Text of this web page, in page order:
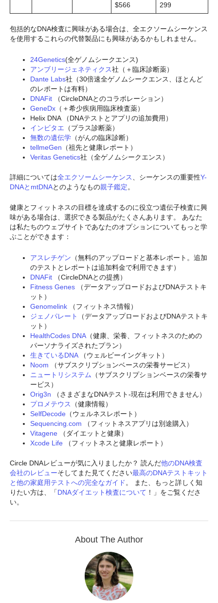
$566
299
包括的なDNA検査に興味がある場合は、全エクソームシーケンス
を使用するこれらの代替製品にも興味があるかもしれません。
24Genetics(全ゲノムシークエンス)
アンブリージェネティクス社（＋臨床診断薬）
Dante Labs社（30倍速全ゲノムシークエンス、ほとんど
のレポートは有料）
DNAFit （CircleDNAとのコラボレーション）
GeneDx （＋希少疾病用臨床検査薬）
Helix DNA （DNAテストとアプリの追加費用）
インビタエ （プラス診断薬）
無数の遺伝学 （がんの臨床診断）
tellmeGen （祖先と健康レポート）
Veritas Genetics社（全ゲノムシークエンス）
詳細については全エクソームシーケンス 、シーケンスの重要性Y-
DNAとmtDNAとのようなもの親子鑑定。
健康とフィットネスの目標を達成するのに役立つ遺伝子検査に興
味がある場合は、選択できる製品がたくさんあります。 あなた
は私たちのウェブサイトであなたのオプションについてもっと学
ぶことができます：
アスレチゲン （無料のアップロードと基本レポート。追加
のテストとレポートは追加料金で利用できます）
DNAFit （CircleDNAとの提携）
Fitness Genes （データアップロードおよびDNAテストキ
ット）
Genomelink （フィットネス情報）
ジェノパレート
（データアップロードおよびDNAテストキ
ット）
HealthCodes DNA （健康、栄養、フィットネスのための
パーソナライズされたプラン）
生きているDNA（ウェルビーイングキット）
Noom （サブスクリプションベースの栄養サービス）
ニュートリシステム
（サブスクリプションベースの栄養サ
ービス）
Orig3n （さまざまなDNAテスト-現在は利用できません）
プロメテウス
（健康情報）
SelfDecode （ウェルネスレポート）
Sequencing.com （フィットネスアプリは別途購入）
Vitagene （ダイエットと健康）
Xcode Life （フィットネスと健康レポート）
Circle DNAレビューが気に入りましたか？ 読んだ他のDNA検査
会社のレビューそしてまた見てください最高のDNAテストキット
と他の家庭用テストへの完全なガイド 。 また、もっと詳しく知
りたい方は、「DNAダイエット検査について ！」をご覧くださ
い。
About The Author